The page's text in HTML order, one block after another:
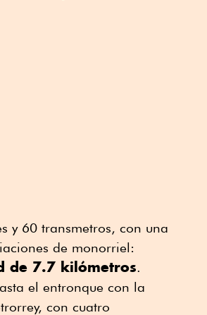
y 60 transmetros, con una
de monorriel:
de 7.7 kilómetros.
el entronque con la
con cuatro